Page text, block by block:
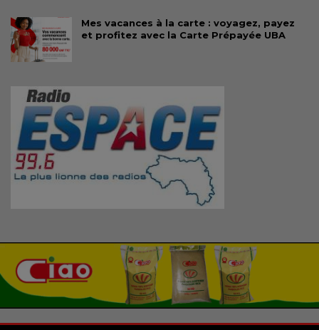
Mes vacances à la carte : voyagez, payez
et profitez avec la Carte Prépayée UBA